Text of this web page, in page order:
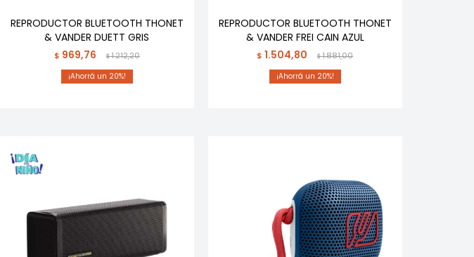
REPRODUCTOR BLUETOOTH THONET
& VANDER DUETT GRIS
$ 969,76 $1.212,20
20
REPRODUCTOR BLUETOOTH THONET
& VANDER FREI CAIN AZUL
$ 1.504,80 $1.881,00
20